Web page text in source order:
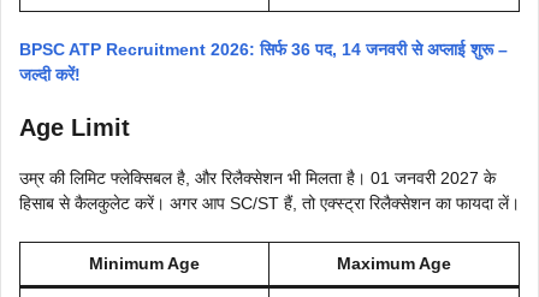
BPSC ATP Recruitment 2026: सिर्फ 36 पद, 14 जनवरी से अप्लाई शुरू –
जल्दी करें!
Age Limit
उम्र की लिमिट फ्लेक्सिबल है, और रिलैक्सेशन भी मिलता है। 01 जनवरी 2027 के
हिसाब से कैलकुलेट करें। अगर आप SC/ST हैं, तो एक्स्ट्रा रिलैक्सेशन का फायदा लें।
Minimum Age Maximum Age